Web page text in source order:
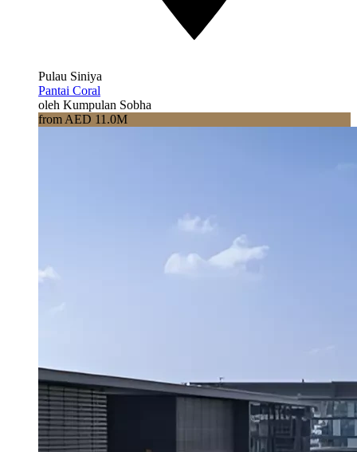
Pulau Siniya
Pantai Coral
oleh Kumpulan Sobha
from AED 11.0M